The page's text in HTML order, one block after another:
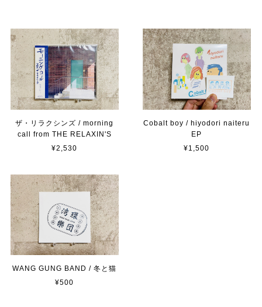
ザ・リラクシンズ / morning
call from THE RELAXIN'S
¥2,530
Cobalt boy / hiyodori naiteru
EP
¥1,500
WANG GUNG BAND / 冬と猫
¥500